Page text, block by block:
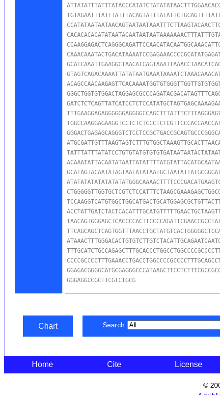
GGGAGGCCGCTTCGTCTGCG
Chart Search
Home Cite License
©